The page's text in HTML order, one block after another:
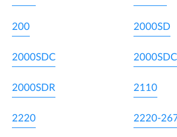
200 2000SD
2000SDC
2000SDR 2110
2220 2220-